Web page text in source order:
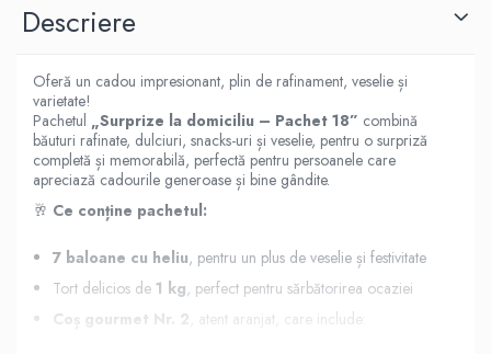
Descriere
Oferă un cadou impresionant, plin de rafinament, veselie și
varietate!
Pachetul „Surprize la domiciliu – Pachet 18” combină
băuturi rafinate, dulciuri, snacks-uri și veselie, pentru o surpriză
completă și memorabilă, perfectă pentru persoanele care
apreciază cadourile generoase și bine gândite.
🥂 Ce conține pachetul:
7 baloane cu heliu, pentru un plus de veselie și festivitate
Tort delicios de 1 kg, perfect pentru sărbătorirea ocaziei
Coș gourmet Nr. 2 , atent aranjat, care include: